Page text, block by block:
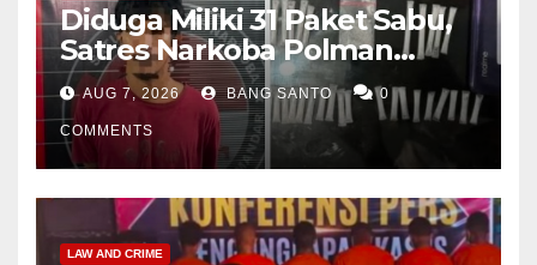
Diduga Miliki 31 Paket Sabu,
Satres Narkoba Polman
Amankan Pria di Matali
AUG 7, 2026 BANG SANTO 0
COMMENTS
LAW AND CRIME